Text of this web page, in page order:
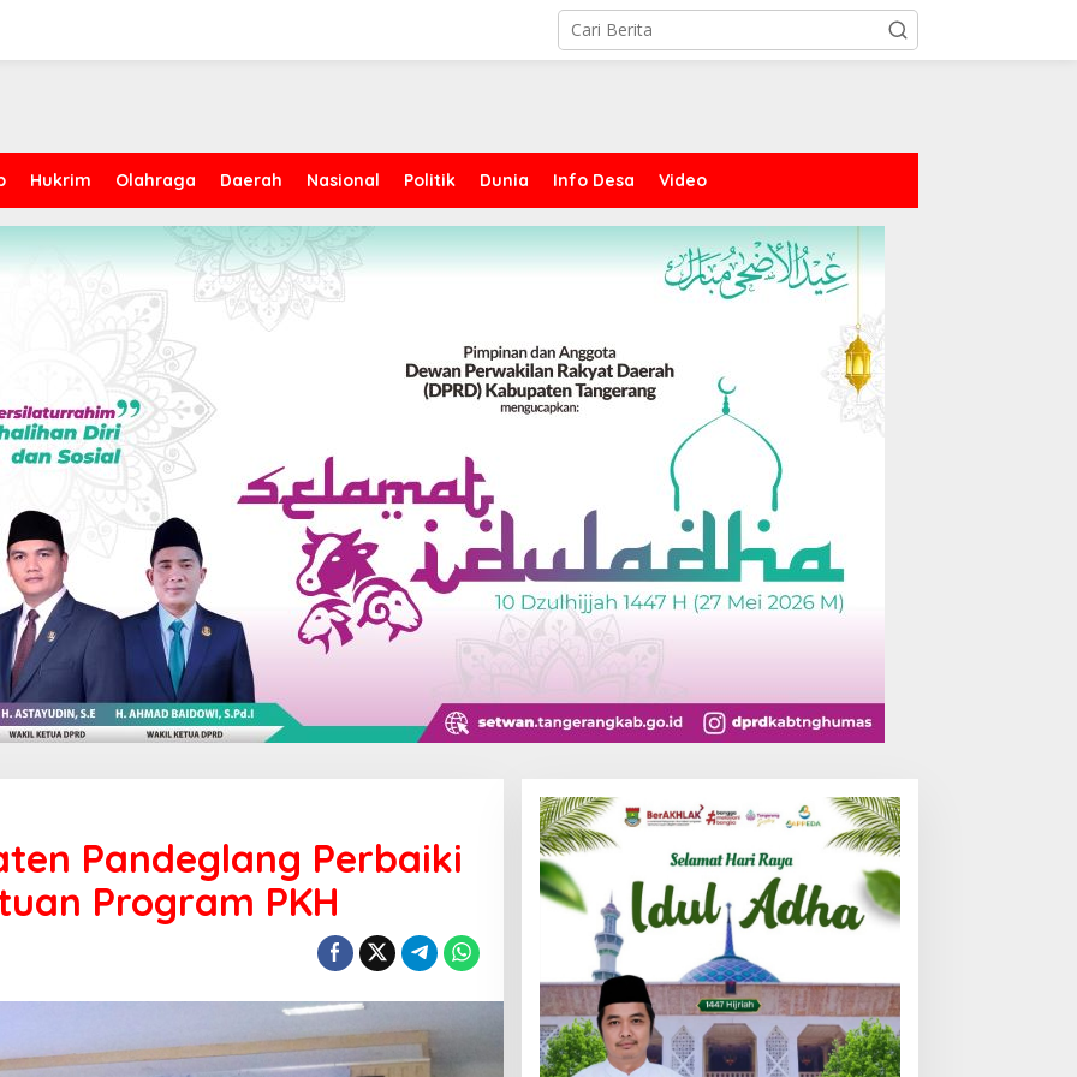
Hukrim Olahraga Daerah Nasional Politik Dunia Info Desa Video
Pandeglang Perbaiki
Program PKH